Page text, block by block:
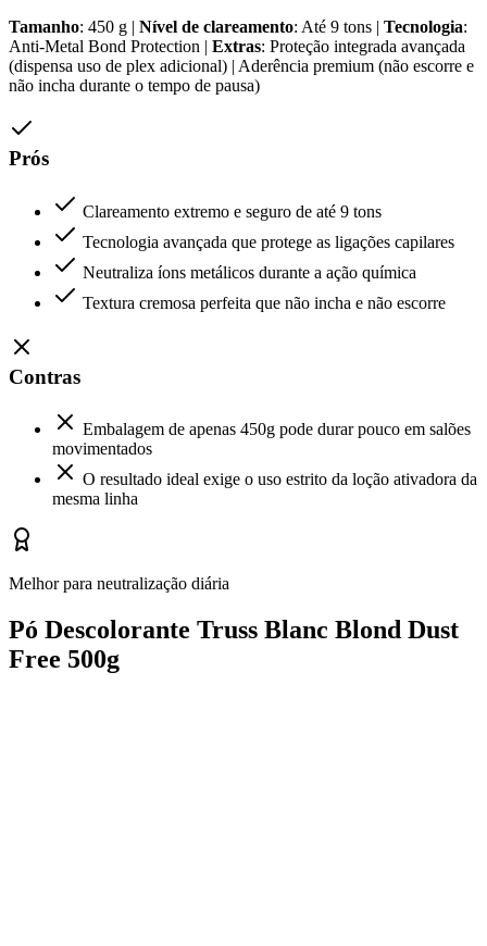
Tamanho: 450 g | Nível de clareamento: Até 9 tons | Tecnologia:
Anti-Metal Bond Protection | Extras: Proteção integrada avançada
(dispensa uso de plex adicional) | Aderência premium (não escorre e
não incha durante o tempo de pausa)
Prós
Clareamento extremo e seguro de até 9 tons
Tecnologia avançada que protege as ligações capilares
Neutraliza íons metálicos durante a ação química
Textura cremosa perfeita que não incha e não escorre
Contras
Embalagem de apenas 450g pode durar pouco em salões
movimentados
O resultado ideal exige o uso estrito da loção ativadora da
mesma linha
Melhor para neutralização diária
Pó Descolorante Truss Blanc Blond Dust
Free 500g